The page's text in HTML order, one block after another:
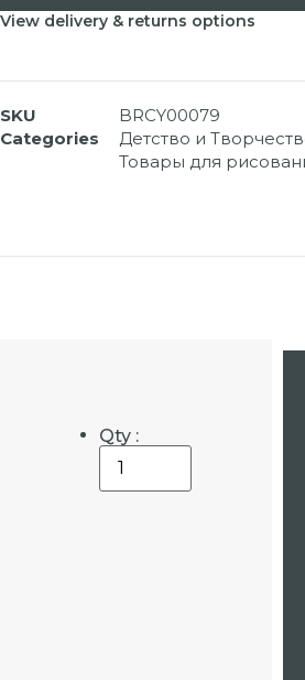
View delivery & returns options
SKU
BRCY00079
Categories
Детство и
Товары для
Qty :